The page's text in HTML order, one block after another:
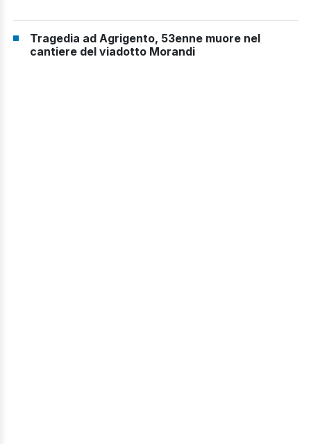
Tragedia ad Agrigento, 53enne muore nel
cantiere del viadotto Morandi